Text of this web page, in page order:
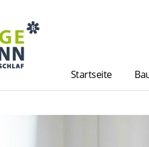
Startseite